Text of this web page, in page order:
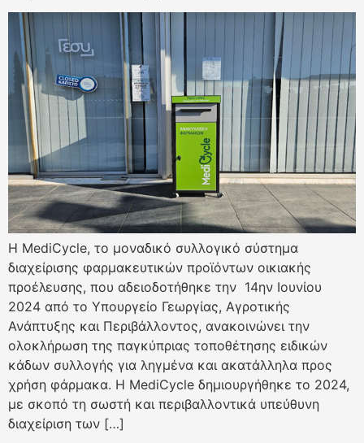
Η MediCycle, το μοναδικό συλλογικό σύστημα
διαχείρισης φαρμακευτικών προϊόντων οικιακής
προέλευσης, που αδειοδοτήθηκε την 14ην Ιουνίου
2024 από το Υπουργείο Γεωργίας, Αγροτικής
Ανάπτυξης και Περιβάλλοντος, ανακοινώνει την
ολοκλήρωση της παγκύπριας τοποθέτησης ειδικών
κάδων συλλογής για ληγμένα και ακατάλληλα προς
χρήση φάρμακα. Η MediCycle δημιουργήθηκε το 2024,
με σκοπό τη σωστή και περιβαλλοντικά υπεύθυνη
διαχείριση των […]